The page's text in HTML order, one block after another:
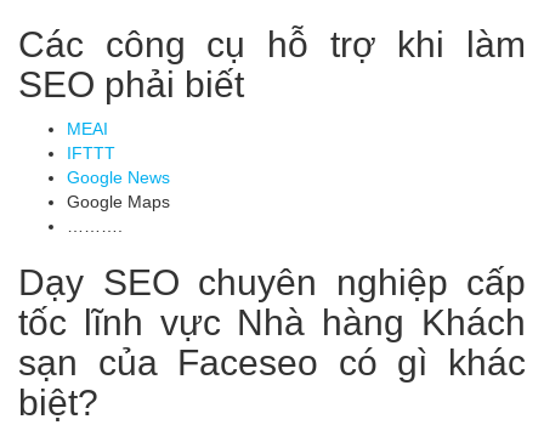
Các công cụ hỗ trợ khi làm
SEO phải biết
MEAI
IFTTT
Google News
Google Maps
……….
Dạy SEO chuyên nghiệp cấp
tốc lĩnh vực Nhà hàng Khách
sạn của Faceseo có gì khác
biệt?